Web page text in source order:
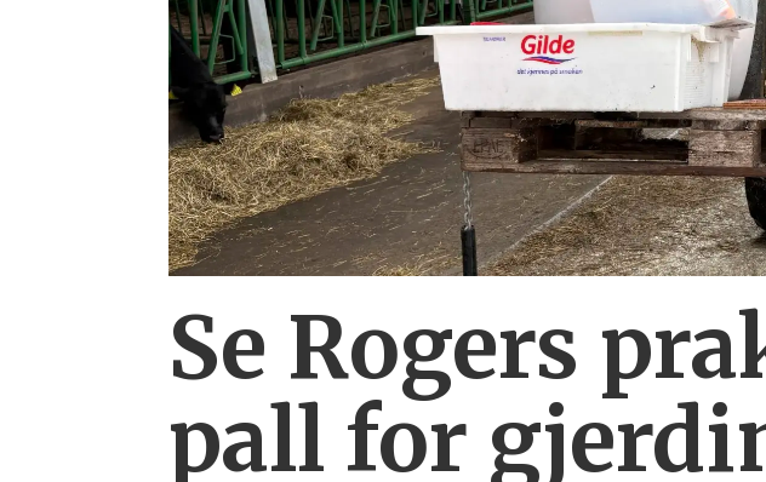
Se Rogers
pall for